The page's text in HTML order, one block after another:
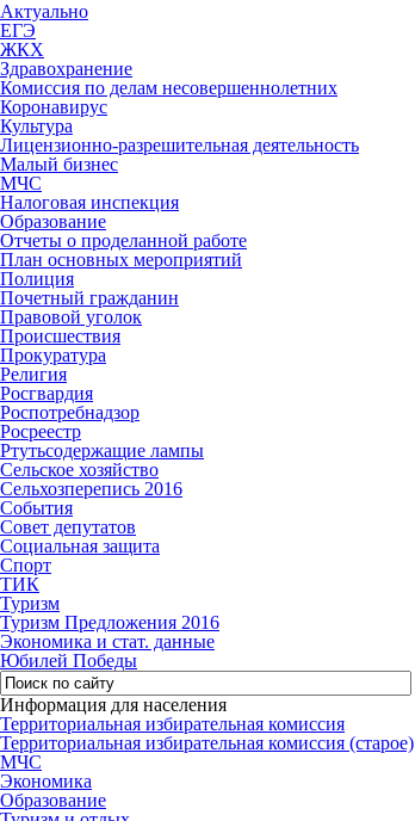
Актуально
ЕГЭ
ЖКХ
Здравохранение
Комиссия по делам несовершеннолетних
Коронавирус
Культура
Лицензионно-разрешительная деятельность
Малый бизнес
МЧС
Налоговая инспекция
Образование
Отчеты о проделанной работе
План основных мероприятий
Полиция
Почетный гражданин
Правовой уголок
Происшествия
Прокуратура
Религия
Росгвардия
Роспотребнадзор
Росреестр
Ртутьсодержащие лампы
Сельское хозяйство
Сельхозперепись 2016
События
Совет депутатов
Социальная защита
Спорт
ТИК
Туризм
Туризм Предложения 2016
Экономика и стат. данные
Юбилей Победы
Информация для населения
Территориальная избирательная комиссия
Территориальная избирательная комиссия (старое)
МЧС
Экономика
Образование